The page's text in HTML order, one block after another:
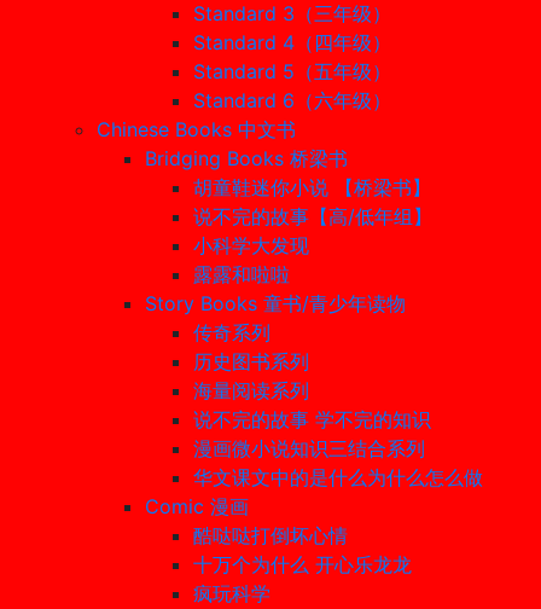
Standard 3（三年级）
Standard 4（四年级）
Standard 5（五年级）
Standard 6（六年级）
Chinese Books 中文书
Bridging Books 桥梁书
胡童鞋迷你小说 【桥梁书】
说不完的故事【高/低年组】
小科学大发现
露露和啦啦
Story Books 童书/青少年读物
传奇系列
历史图书系列
海量阅读系列
说不完的故事 学不完的知识
漫画微小说知识三结合系列
华文课文中的是什么为什么怎么做
Comic 漫画
酷哒哒打倒坏心情
十万个为什么 开心乐龙龙
疯玩科学